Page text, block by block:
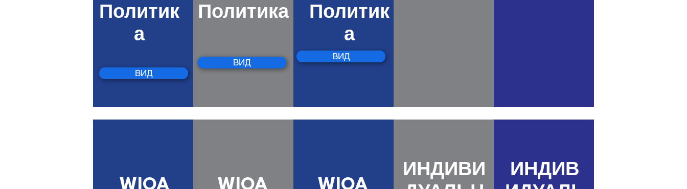
Политик
а
ВИД
Политика
ВИД
Политик
а
ВИД
WIOA
WIOA
WIOA
ИНДИВИ
ИНДИВ